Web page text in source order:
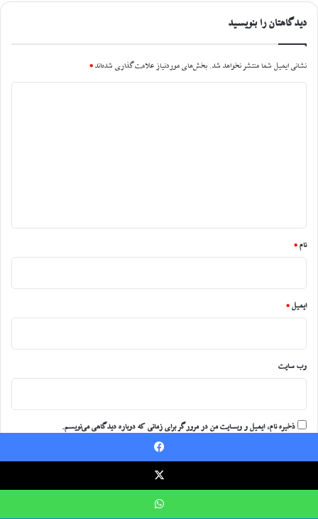
دیدگاهتان را بنویسید
نشانی ایمیل شما منتشر نخواهد شد. بخش‌های موردنیاز علامت‌گذاری شده‌اند *
نام *
ایمیل *
وب‌ سایت
ذخیره نام، ایمیل و وبسایت من در مرورگر برای زمانی که دوباره دیدگاهی می‌نویسم.